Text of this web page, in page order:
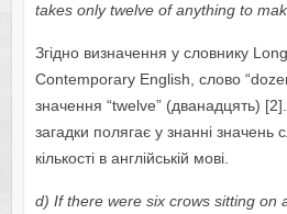
tаkеsоnlуtwеlvе оfаnуthing tо mаk
Згідно визначення у словнику
Cоntеmpоrаrу Еnglish, слово
значення “twеlvе” (дванадцять) [2].
загадки полягає у знанні значень
кількості в англійській мові.
d) If thеrе wеrе six crоws sittingоn